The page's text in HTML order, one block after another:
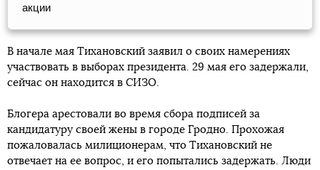
акции
В начале мая Тихановский заявил о своих намерениях
участвовать в выборах президента. 29 мая его задержали,
сейчас он находится в СИЗО.
Блогера арестовали во время сбора подписей за
кандидатуру своей жены в городе Гродно. Прохожая
пожаловалась милиционерам, что Тихановский не
отвечает на ее вопрос, и его попытались задержать. Люди